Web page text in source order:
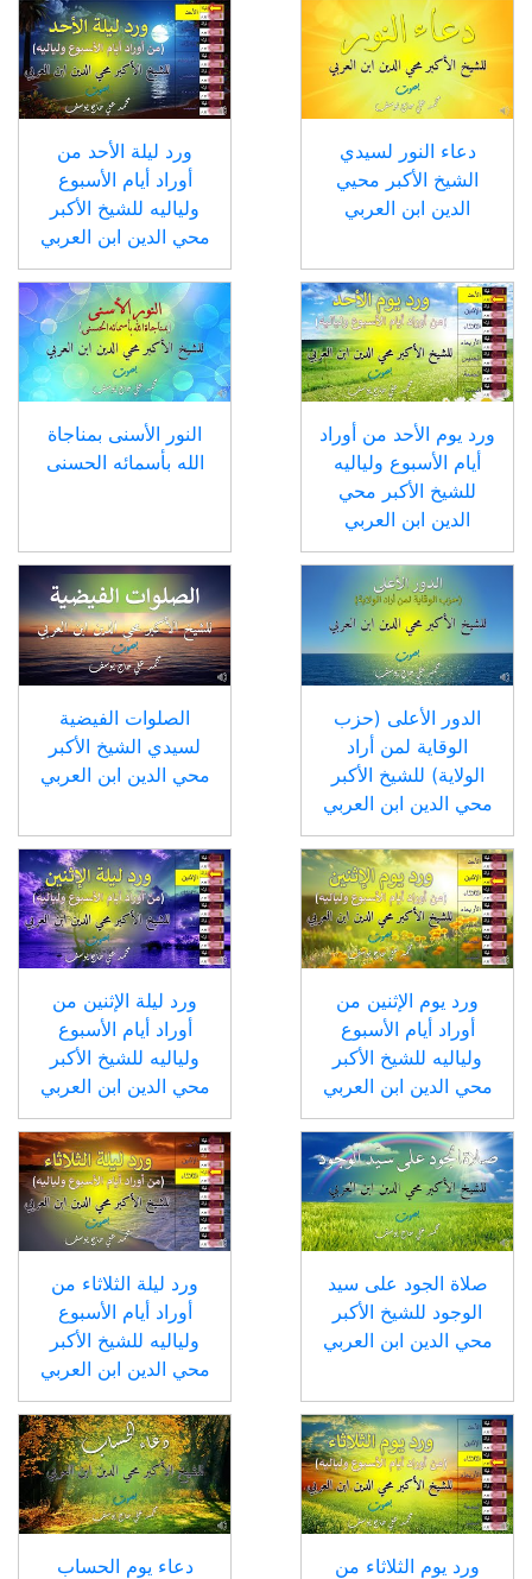
دعاء النور لسيدي
الشيخ الأكبر محيي
الدين ابن العربي
ورد ليلة الأحد من
أوراد أيام الأسبوع
ولياليه للشيخ الأكبر
محي الدين ابن العربي
ورد يوم الأحد من أوراد
أيام الأسبوع ولياليه
للشيخ الأكبر محي
الدين ابن العربي
النور الأسنى بمناجاة
الله بأسمائه الحسنى
الدور الأعلى (حزب
الوقاية لمن أراد
الولاية) للشيخ الأكبر
محي الدين ابن العربي
الصلوات الفيضية
لسيدي الشيخ الأكبر
محي الدين ابن العربي
ورد يوم الإثنين من
أوراد أيام الأسبوع
ولياليه للشيخ الأكبر
محي الدين ابن العربي
ورد ليلة الإثنين من
أوراد أيام الأسبوع
ولياليه للشيخ الأكبر
محي الدين ابن العربي
صلاة الجود على سيد
الوجود للشيخ الأكبر
محي الدين ابن العربي
ورد ليلة الثلاثاء من
أوراد أيام الأسبوع
ولياليه للشيخ الأكبر
محي الدين ابن العربي
ورد يوم الثلاثاء من
دعاء يوم الحساب